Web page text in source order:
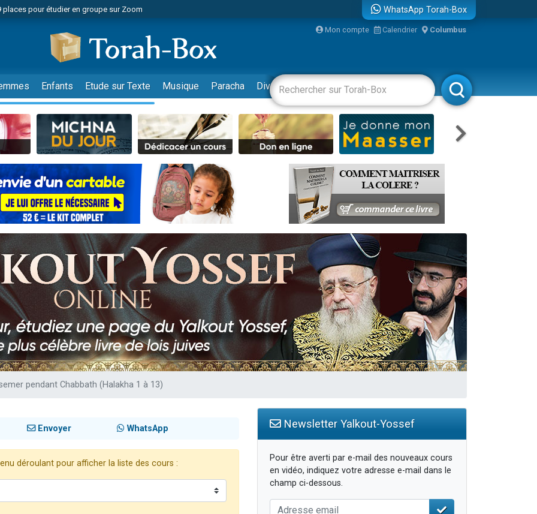
places pour étudier en groupe sur Zoom
de nous rejoindre sur WhatsApp
de nous rejoindre sur WhatsApp
viennent de faire un don pour Reloger Rivka, 6 enfants, victime de violences...
viennent de faire un don pour 1 Journée de Vacances Pour les Enfants
de demander une bénédiction
de nous rejoindre sur WhatsApp
places pour étudier en groupe sur Zoom
son Maasser
de nous rejoindre sur WhatsApp
de nous rejoindre sur WhatsApp
donner son Maasser
viennent de faire un don pour 5 jours de vacances aux Orphelins
de nous rejoindre sur WhatsApp
viennent de demander une bénédiction
viennent de faire un don pour Sauvez la jambe de Yohan
places pour étudier en groupe sur Zoom
musiques dans Torah-Box Music
viennent de demander une bénédiction
WhatsApp Torah-Box
Mon compte Calendrier Columbus
Enfants Etude sur Texte Musique Paracha Divertissements Livres Rabbanim
pendant Chabbath (Halakha 1 à 13)
Envoyer WhatsApp
déroulant pour afficher la liste des cours :
Newsletter Yalkout-Yossef
Pour être averti par e-mail des nouveaux cours
en vidéo, indiquez votre adresse e-mail dans le
champ ci-dessous.